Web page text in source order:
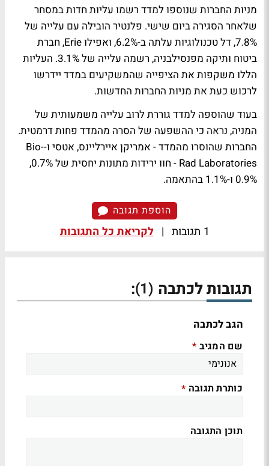
מניות החברות שנוספו למדד רשמו עליות חדות במסחר
שלאחר הסגירה ביום שישי. פלנטיר הובילה עם עלייה של
7.8%, דל טכנולוגיות עלתה ב-6.2%, ואפילו Erie, חברת
ביטוח ותיקה מפנסילבניה, רשמה עלייה של 3.1%. העליות
הללו משקפות את הציפייה שהמשקיעים במדד יידרשו
לרכוש כעת את מניות החברות החדשות.
בעוד שהוספה למדד גוררת לרוב עלייה משמעותית של
המניה, נראה כי ההשפעה של הסרה מהמדד פחות דרמטית.
החברות שהוסרו מהמדד - אמריקן איירליינס, אטסי ו-Bio-
Rad Laboratories - חוו ירידות מתונות יחסית של 0.7%,
0.9% ו-1.1% בהתאמה.
הוספת תגובה
1 תגובות | לקריאת כל התגובות
תגובות לכתבה (1)
:
הגב לכתבה
שם המגיב *
כותרת תגובה *
תוכן התגובה